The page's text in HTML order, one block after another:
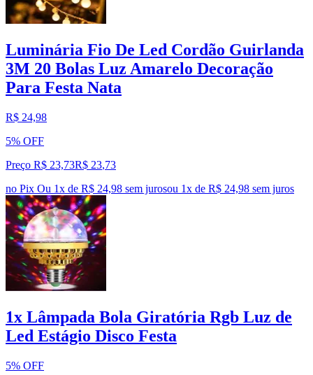
Luminária Fio De Led Cordão Guirlanda
3M 20 Bolas Luz Amarelo Decoração
Para Festa Nata
R$ 24,98
5% OFF
Preço R$ 23,73R$ 23,73
no Pix Ou 1x de R$ 24,98 sem jurosou 1x de R$ 24,98 sem juros
1x Lâmpada Bola Giratória Rgb Luz de
Led Estágio Disco Festa
5% OFF